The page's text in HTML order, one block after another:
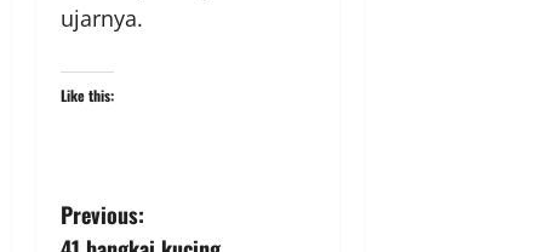
ujarnya.
Like this:
Previous: